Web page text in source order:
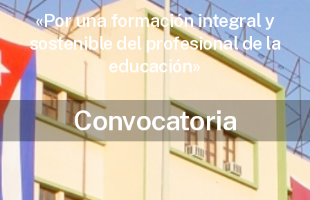
«Por una formación integral y
sostenible del profesional de la
educación»
Convocatoria